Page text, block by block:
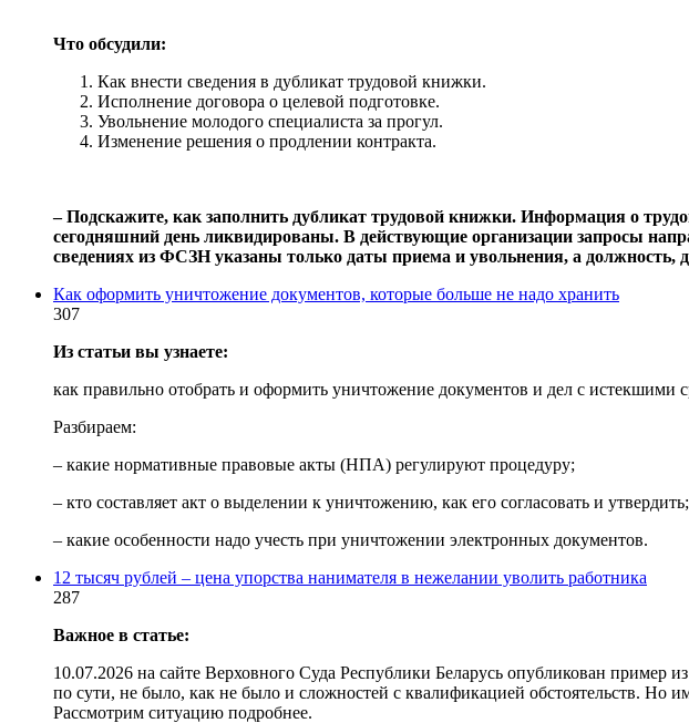
Что обсудили:
Как внести сведения в дубликат трудовой книжки.
Исполнение договора о целевой подготовке.
Увольнение молодого специалиста за прогул.
Изменение решения о продлении контракта.
‒ Подскажите, как заполнить дубликат трудовой книжки. Информация о
сегодняшний день ликвидированы. В действующие организации запросы
сведениях из ФСЗН указаны только даты приема и увольнения, а должность,
Как оформить уничтожение документов, которые больше не надо хранить
307
Из статьи вы узнаете:
как правильно отобрать и оформить уничтожение документов и дел с истекшими
Разбираем:
– какие нормативные правовые акты (НПА) регулируют процедуру;
– кто составляет акт о выделении к уничтожению, как его согласовать и утвердить;
– какие особенности надо учесть при уничтожении электронных документов.
12 тысяч рублей – цена упорства нанимателя в нежелании уволить работника
287
Важное в статье:
10.07.2026 на сайте Верховного Суда Республики Беларусь опубликован пример
по сути, не было, как не было и сложностей с квалификацией обстоятельств. Но
Рассмотрим ситуацию подробнее.